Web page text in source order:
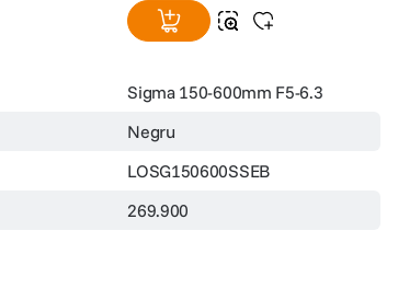
Sigma 150-600mm F5-6.3
Negru
LOSG150600SSEB
269.900